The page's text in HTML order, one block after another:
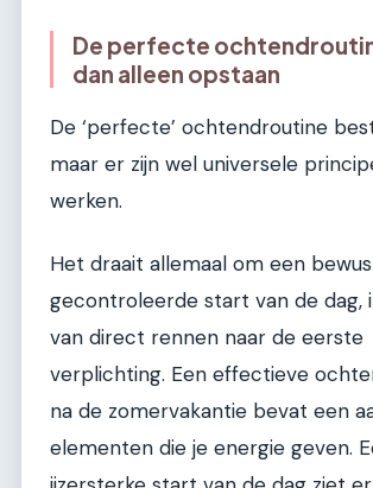
De perfecte
dan alleen opstaan
De ‘perfecte’ ochtendroutine
maar er zijn wel universele
werken.
Het draait allemaal om een
gecontroleerde start van de dag,
van direct rennen naar de eerste
verplichting. Een effectieve
na de zomervakantie bevat een
elementen die je energie geven.